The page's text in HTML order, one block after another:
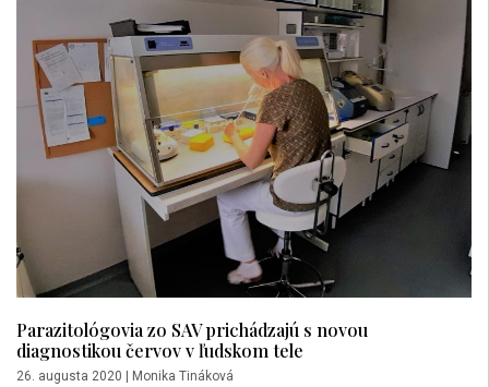
Parazitológovia zo SAV prichádzajú s novou
diagnostikou červov v ľudskom tele
26. augusta 2020 | Monika Tináková